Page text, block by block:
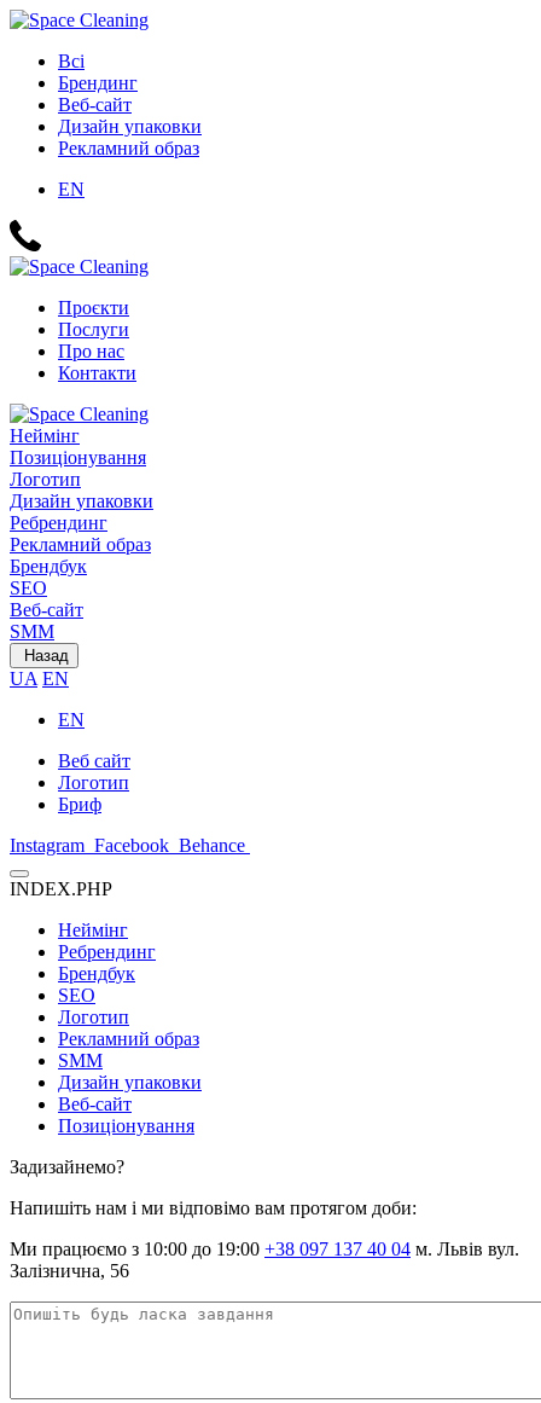
Всі
Брендинг
Веб-сайт
Дизайн упаковки
Рекламний образ
EN
Проєкти
Послуги
Про нас
Контакти
Неймінг
Позиціонування
Логотип
Дизайн упаковки
Ребрендинг
Рекламний образ
Брендбук
SEO
Веб-сайт
SMM
Назад
UA EN
EN
Веб сайт
Логотип
Бриф
Instagram Facebook Behance
INDEX.PHP
Неймінг
Ребрендинг
Брендбук
SEO
Логотип
Рекламний образ
SMM
Дизайн упаковки
Веб-сайт
Позиціонування
Задизайнемо?
Напишіть нам і ми відповімо вам протягом доби:
Ми працюємо з 10:00 до 19:00 +38 097 137 40 04 м. Львів вул.
Залізнична, 56